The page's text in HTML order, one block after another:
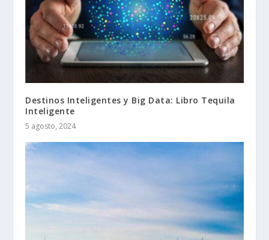
Destinos Inteligentes y Big Data: Libro Tequila
Inteligente
5 agosto, 2024